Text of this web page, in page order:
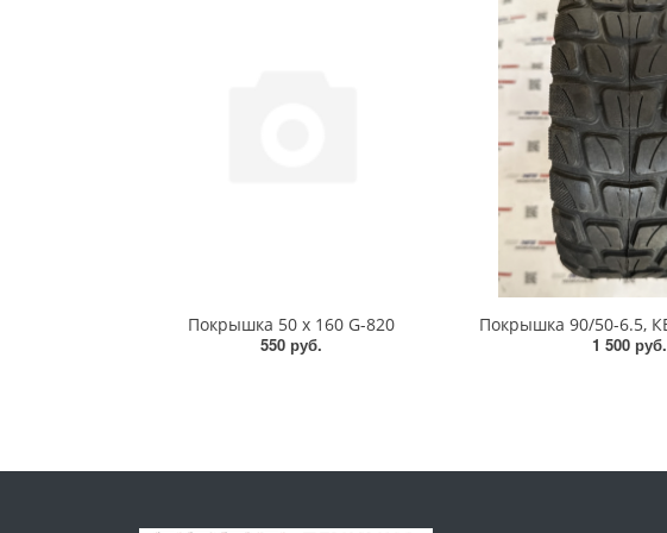
Покрышка 50 х 160 G-820
550 руб.
1 500 руб.